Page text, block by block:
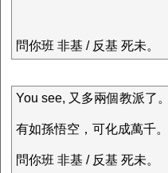
問你班 非基 / 反基 死未。
You see, 又多兩個教派了。
有如孫悟空，可化成萬千。
問你班 非基 / 反基 死未。